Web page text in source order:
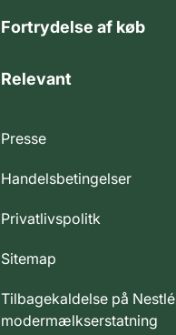
Fortrydelse af køb
Relevant
Presse
Handelsbetingelser
Privatlivspolitk
Sitemap
Tilbagekaldelse på Nestlé
modermælkserstatning